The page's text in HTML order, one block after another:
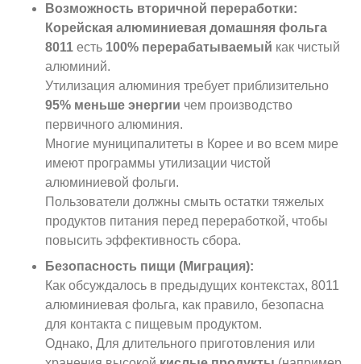
Возможность вторичной переработки:
Корейская алюминиевая домашняя фольга
8011 есть 100% перерабатываемый как чистый
алюминий.
Утилизация алюминия требует приблизительно
95% меньше энергии чем производство
первичного алюминия.
Многие муниципалитеты в Корее и во всем мире
имеют программы утилизации чистой
алюминиевой фольги.
Пользователи должны смыть остатки тяжелых
продуктов питания перед переработкой, чтобы
повысить эффективность сбора.
Безопасность пищи (Миграция):
Как обсуждалось в предыдущих контекстах, 8011
алюминиевая фольга, как правило, безопасна
для контакта с пищевым продуктом.
Однако, Для длительного приготовления или